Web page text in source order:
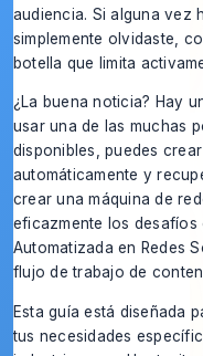
audiencia. Si alguna vez
simplemente olvidaste,
botella que limita
¿La buena noticia? Hay
usar una de las muchas
disponibles, puedes
automáticamente y
crear una máquina de
eficazmente los
Automatizada en Redes
flujo de trabajo de
Esta guía está diseñada
tus necesidades